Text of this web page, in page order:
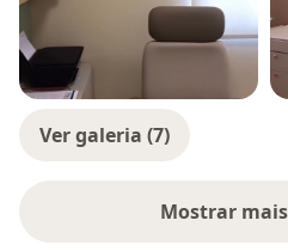
Ver galeria (7)
Mostrar